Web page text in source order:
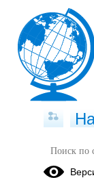
Контакты